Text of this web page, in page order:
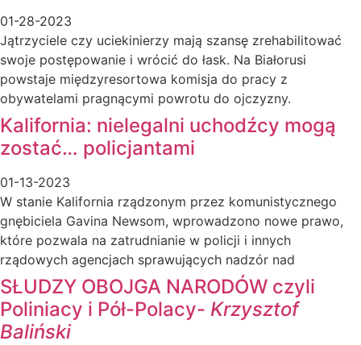
01-28-2023
Jątrzyciele czy uciekinierzy mają szansę zrehabilitować
swoje postępowanie i wrócić do łask. Na Białorusi
powstaje międzyresortowa komisja do pracy z
obywatelami pragnącymi powrotu do ojczyzny.
Kalifornia: nielegalni uchodźcy mogą
zostać… policjantami
01-13-2023
W stanie Kalifornia rządzonym przez komunistycznego
gnębiciela Gavina Newsom, wprowadzono nowe prawo,
które pozwala na zatrudnianie w policji i innych
rządowych agencjach sprawujących nadzór nad
SŁUDZY OBOJGA NARODÓW czyli
Poliniacy i Pół-Polacy- Krzysztof
Baliński